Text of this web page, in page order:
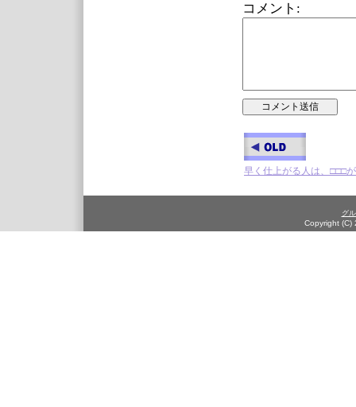
コメント:
早く仕上がる人は、□□□
グ
Copyright (C)